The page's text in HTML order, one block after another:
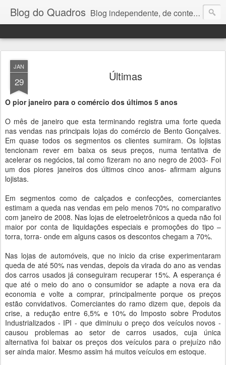
Blog do Quadros Blog independente, de conteúdo noticioso, com foco em economia, negócios, política e atualidades. e-mail do editor: chquadros2@gmail.com
JAN
29 Últimas
O pior janeiro para o comércio dos últimos 5 anos
O mês de janeiro que esta terminando registra uma forte queda
nas vendas nas principais lojas do comércio de Bento Gonçalves.
Em quase todos os segmentos os clientes sumiram. Os lojistas
tencionam rever em baixa os seus preços, numa tentativa de
acelerar os negócios, tal como fizeram no ano negro de 2003- Foi
um dos piores janeiros dos últimos cinco anos- afirmam alguns
lojistas.
Em segmentos como de calçados e confecções, comerciantes
estimam a queda nas vendas em pelo menos 70% no comparativo
com janeiro de 2008. Nas lojas de eletroeletrônicos a queda não foi
maior por conta de liquidações especiais e promoções do tipo –
torra, torra- onde em alguns casos os descontos chegam a 70%.
Nas lojas de automóveis, que no inicio da crise experimentaram
queda de até 50% nas vendas, depois da virada do ano as vendas
dos carros usados já conseguiram recuperar 15%. A esperança é
que até o meio do ano o consumidor se adapte a nova era da
economia e volte a comprar, principalmente porque os preços
estão convidativos. Comerciantes do ramo dizem que, depois da
crise, a redução entre 6,5% e 10% do Imposto sobre Produtos
Industrializados - IPI - que diminuiu o preço dos veículos novos -
causou problemas ao setor de carros usados, cuja única
alternativa foi baixar os preços dos veículos para o prejuízo não
ser ainda maior. Mesmo assim há muitos veículos em estoque.